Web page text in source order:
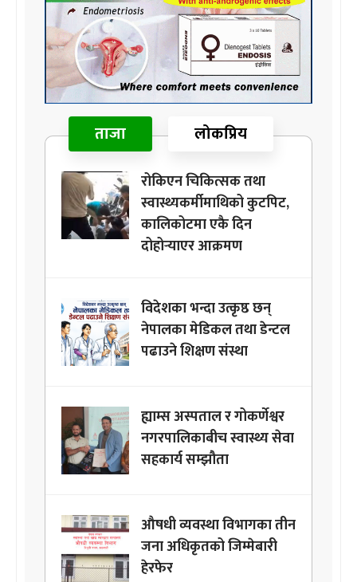
ताजा लोकप्रिय
रोकिएन चिकित्सक तथा
स्वास्थ्यकर्मीमाथिको कुटपिट,
कालिकोटमा एकै दिन
दोहोर्‍याएर आक्रमण
विदेशका भन्दा उत्कृष्ठ छन्
नेपालका मेडिकल तथा डेन्टल
पढाउने शिक्षण संस्था
ह्याम्स अस्पताल र गोकर्णेश्वर
नगरपालिकाबीच स्वास्थ्य सेवा
सहकार्य सम्झौता
औषधी व्यवस्था विभागका तीन
जना अधिकृतको जिम्मेबारी
हेरफेर